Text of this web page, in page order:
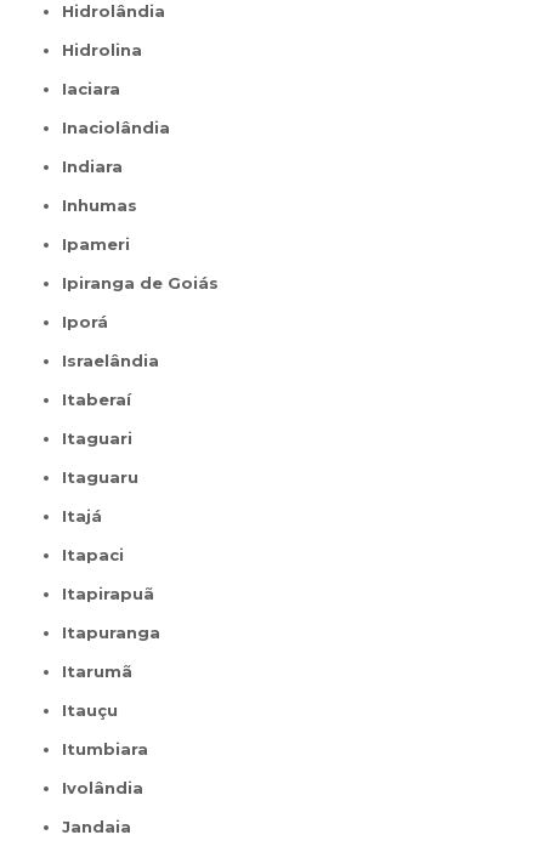
Hidrolândia
Hidrolina
Iaciara
Inaciolândia
Indiara
Inhumas
Ipameri
Ipiranga de Goiás
Iporá
Israelândia
Itaberaí
Itaguari
Itaguaru
Itajá
Itapaci
Itapirapuã
Itapuranga
Itarumã
Itauçu
Itumbiara
Ivolândia
Jandaia